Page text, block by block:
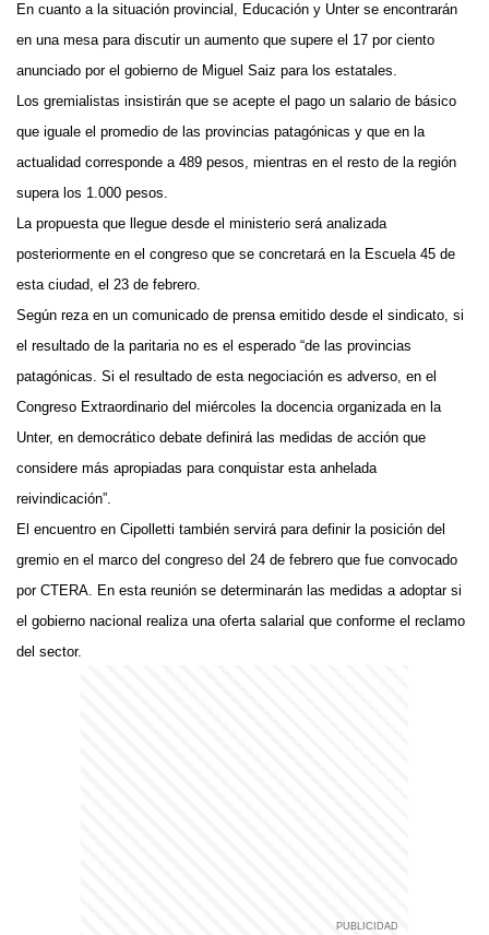
En cuanto a la situación provincial, Educación y Unter se encontrarán
en una mesa para discutir un aumento que supere el 17 por ciento
anunciado por el gobierno de Miguel Saiz para los estatales.
Los gremialistas insistirán que se acepte el pago un salario de básico
que iguale el promedio de las provincias patagónicas y que en la
actualidad corresponde a 489 pesos, mientras en el resto de la región
supera los 1.000 pesos.
La propuesta que llegue desde el ministerio será analizada
posteriormente en el congreso que se concretará en la Escuela 45 de
esta ciudad, el 23 de febrero.
Según reza en un comunicado de prensa emitido desde el sindicato, si
el resultado de la paritaria no es el esperado “de las provincias
patagónicas. Si el resultado de esta negociación es adverso, en el
Congreso Extraordinario del miércoles la docencia organizada en la
Unter, en democrático debate definirá las medidas de acción que
considere más apropiadas para conquistar esta anhelada
reivindicación”.
El encuentro en Cipolletti también servirá para definir la posición del
gremio en el marco del congreso del 24 de febrero que fue convocado
por CTERA. En esta reunión se determinarán las medidas a adoptar si
el gobierno nacional realiza una oferta salarial que conforme el reclamo
del sector.